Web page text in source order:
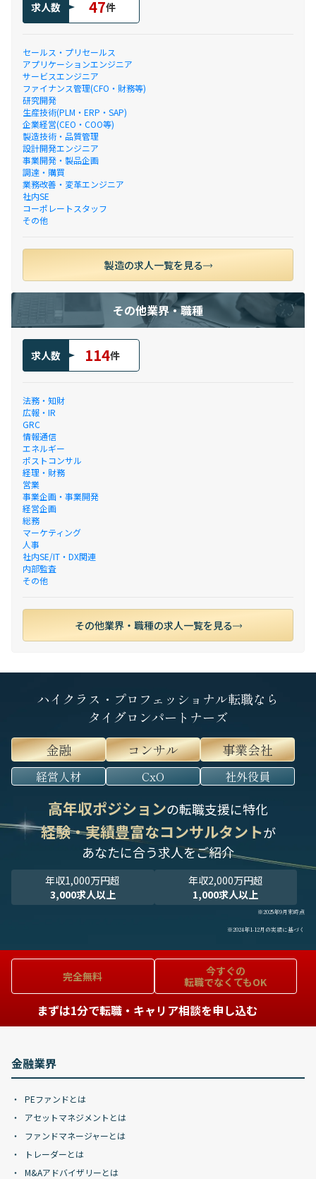
求人数 47件
セールス・プリセールス
アプリケーションエンジニア
サービスエンジニア
ファイナンス管理(CFO・財務等)
研究開発
生産技術(PLM・ERP・SAP)
企業経営(CEO・COO等)
製造技術・品質管理
設計開発エンジニア
事業開発・製品企画
調達・購買
業務改善・変革エンジニア
社内SE
コーポレートスタッフ
その他
製造の求人一覧を見る
その他業界・職種
求人数 114件
法務・知財
広報・IR
GRC
情報通信
エネルギー
ポストコンサル
経理・財務
営業
事業企画・事業開発
経営企画
総務
マーケティング
人事
社内SE/IT・DX関連
内部監査
その他
その他業界・職種の求人一覧を見る
ハイクラス・プロフェッショナル転職なら
タイグロンパートナーズ
金融
コンサル 事業会社
経営人材 CxO 社外役員
高年収ポジションの転職支援に特化
経験・実績豊富なコンサルタントが
あなたに合う求人をご紹介
年収1,000万円超
3,000求人以上
年収2,000万円超
1,000求人以上
※2025年9月末時点
※2024年1-12月の実績に基づく
完全無料
今すぐの
転職でなくてもOK
まずは1分で転職・キャリア相談を申し込む
金融業界
PEファンドとは
アセットマネジメントとは
ファンドマネージャーとは
トレーダーとは
M&Aアドバイザリーとは